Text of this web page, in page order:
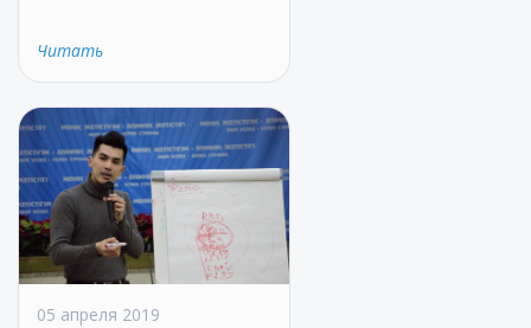
Читать
05 апреля 2019